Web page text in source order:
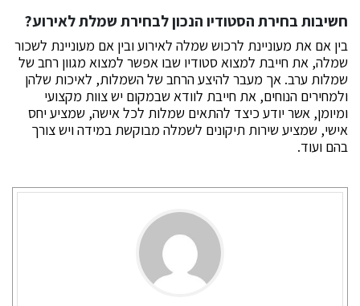
חשיבות בחירת הסטודיו הנכון לבחירת שמלת לאירוע?
בין אם את מעוניינת לרכוש שמלה לאירוע ובין אם מעוניינת לשכור
שמלה, את חייבת למצוא סטודיו שבו אפשר למצוא מגוון רחב של
שמלות ערב. אך מעבר להיצע הרחב של השמלות, לאיכות שלהן
ולמחירים הנוחים, את חייבת לוודא שבמקום יש צוות מקצועי
ומיומן, אשר יודע כיצד להתאים שמלות לכל אישה, שמציע יחס
אישי, שמציע שירות תיקונים לשמלה מבוקשת במידה ויש צורך
בהם ועוד.